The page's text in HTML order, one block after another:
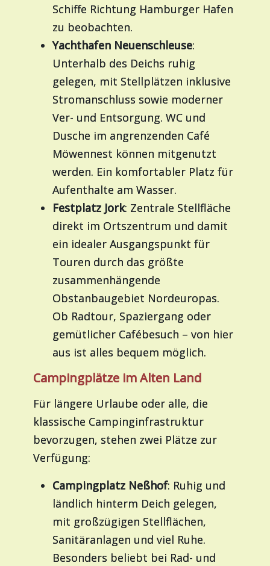
Schiffe Richtung Hamburger Hafen
zu beobachten.
Yachthafen Neuenschleuse:
Unterhalb des Deichs ruhig
gelegen, mit Stellplätzen inklusive
Stromanschluss sowie moderner
Ver- und Entsorgung. WC und
Dusche im angrenzenden Café
Möwennest können mitgenutzt
werden. Ein komfortabler Platz für
Aufenthalte am Wasser.
Festplatz Jork: Zentrale Stellfläche
direkt im Ortszentrum und damit
ein idealer Ausgangspunkt für
Touren durch das größte
zusammenhängende
Obstanbaugebiet Nordeuropas.
Ob Radtour, Spaziergang oder
gemütlicher Cafébesuch – von hier
aus ist alles bequem möglich.
Campingplätze im Alten Land
Für längere Urlaube oder alle, die
klassische Campinginfrastruktur
bevorzugen, stehen zwei Plätze zur
Verfügung:
Campingplatz Neßhof: Ruhig und
ländlich hinterm Deich gelegen,
mit großzügigen Stellflächen,
Sanitäranlagen und viel Ruhe.
Besonders beliebt bei Rad- und